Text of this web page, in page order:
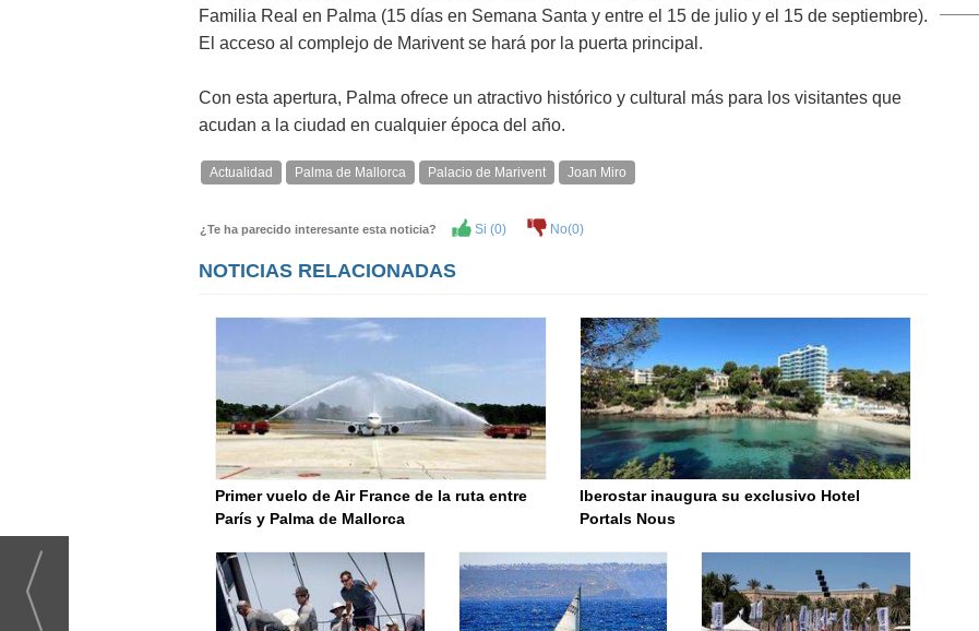
Familia Real en Palma (15 días en Semana Santa y entre el 15 de julio y el 15 de septiembre).
El acceso al complejo de Marivent se hará por la puerta principal.
Con esta apertura, Palma ofrece un atractivo histórico y cultural más para los visitantes que
acudan a la ciudad en cualquier época del año.
Actualidad Palma de Mallorca Palacio de Marivent Joan Miro
¿Te ha parecido interesante esta noticia? Si (0) No(0)
NOTICIAS RELACIONADAS
Primer vuelo de Air France de la ruta entre
París y Palma de Mallorca
Iberostar inaugura su exclusivo Hotel
Portals Nous